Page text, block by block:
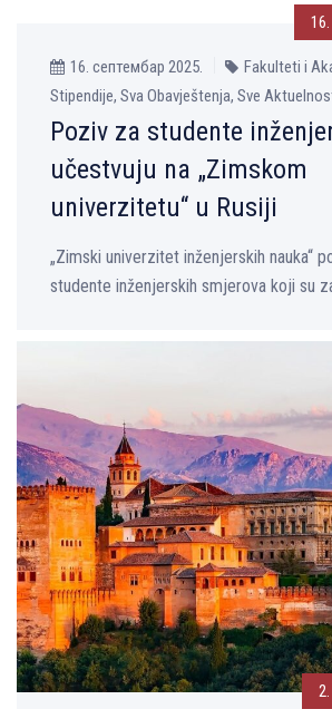
16. септембар 2025.
Fakulteti i
Stipendije, Sva Obavještenja, Sve
Poziv za studente
učestvuju na „Zimskom
univerzitetu“ u Rusiji
„Zimski univerzitet inženjerskih nauka“
studente inženjerskih smjerova koji su